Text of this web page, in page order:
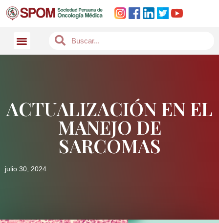
ACTUALIZACIÓN EN EL
MANEJO DE
SARCOMAS
julio 30, 2024